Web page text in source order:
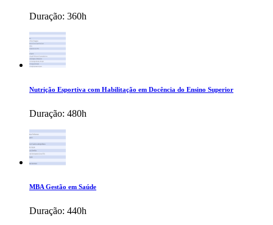
Duração: 360h
Nutrição Esportiva com Habilitação em Docência do Ensino Superior
Duração: 480h
MBA Gestão em Saúde
Duração: 440h